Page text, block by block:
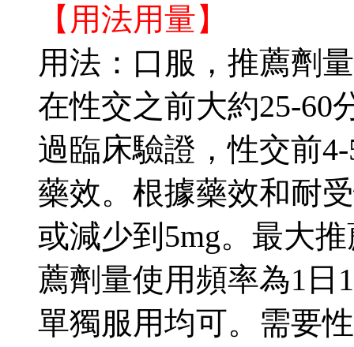
【用法用量】
用法：口服，推薦劑
在性交之前大約25-60
過臨床驗證，性交前
藥效。根據藥效和耐
或減少到5mg。最大
薦劑量使用頻率為1日
單獨服用均可。需要